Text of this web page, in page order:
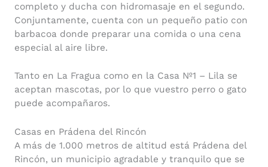
completo y ducha con hidromasaje en el segundo.
Conjuntamente, cuenta con un pequeño patio con
barbacoa donde preparar una comida o una cena
especial al aire libre.
Tanto en La Fragua como en la Casa Nº1 – Lila se
aceptan mascotas, por lo que vuestro perro o gato
puede acompañaros.
Casas en Prádena del Rincón
A más de 1.000 metros de altitud está Prádena del
Rincón, un municipio agradable y tranquilo que se